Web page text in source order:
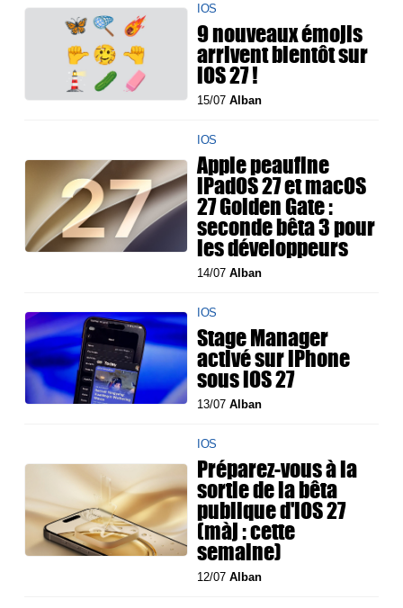
IOS
9 nouveaux émojis
arrivent bientôt sur
iOS 27 !
15/07Alban
IOS
Apple peaufine
iPadOS 27 et macOS
27 Golden Gate :
seconde bêta 3 pour
les développeurs
14/07Alban
IOS
Stage Manager
activé sur iPhone
sous iOS 27
13/07Alban
IOS
Préparez-vous à la
sortie de la bêta
publique d'iOS 27
(màj : cette
semaine)
12/07Alban